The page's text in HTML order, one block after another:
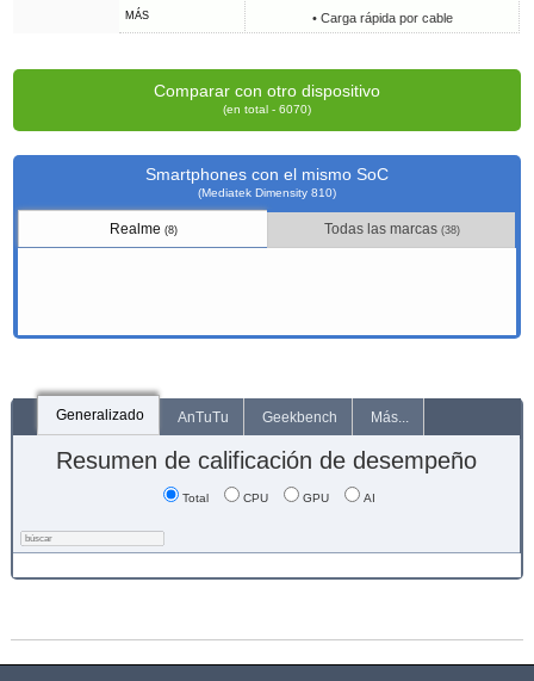
MÁS • Carga rápida por cable
Comparar con otro dispositivo
(en total - 6070)
Smartphones con el mismo SoC
(Mediatek Dimensity 810)
Realme (8) Todas las marcas (38)
Generalizado AnTuTu Geekbench Más...
Resumen de calificación de desempeño
Total CPU GPU AI